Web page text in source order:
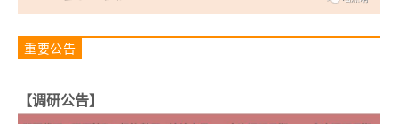
重要公告
【调研公告】